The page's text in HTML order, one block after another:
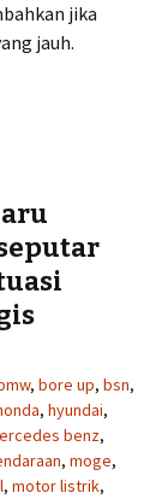
jika
jauh.
, bore up, bsn,
, hyundai,
benz,
, moge,
, motor listrik,